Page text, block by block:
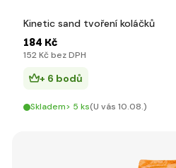
Kinetic sand tvoření koláčků
184 Kč
152 Kč bez DPH
+ 6 bodů
Skladem> 5 ks(U vás 10.08.)